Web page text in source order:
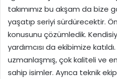
takımımız bu akşam da bize
yaşatıp seriyi sürdürecektir.
konusunu çözümledik.
yardımcısı da ekibimize
uzmanlaşmış, çok kaliteli ve
sahip isimler. Ayrıca teknik